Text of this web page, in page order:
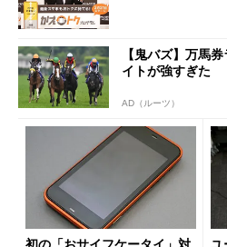
【鬼バズ】万馬
イトが強すぎた
AD（ルーツ）
初の「おサイフケータイ」対
ユ